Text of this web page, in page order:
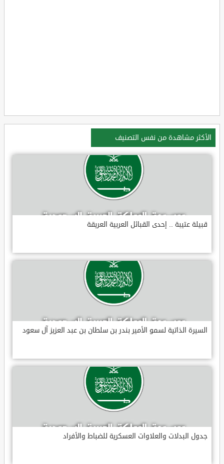
الأكثر مشاهدة من نفس التصنيف
قبيلة عتيبة .. إحدى القبائل العربية العريقة
السيرة الذاتية لسمو الأمير بندر بن سلطان بن عبد العزيز آل سعود
جدول البدلات والعلاوات العسكرية للضباط والأفراد